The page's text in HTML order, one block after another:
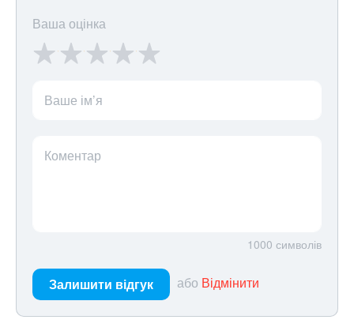
Ваша оцінка
Ваше ім’я
Коментар
1000 символів
Залишити відгук або Відмінити